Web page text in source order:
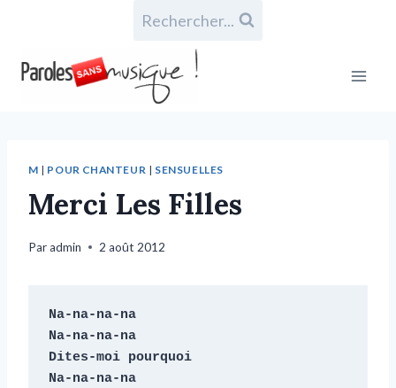
Rechercher...
M | POUR CHANTEUR | SENSUELLES
Merci Les Filles
Paradmin 2 août 2012
Na-na-na-na
Na-na-na-na
Dites-moi pourquoi
Na-na-na-na